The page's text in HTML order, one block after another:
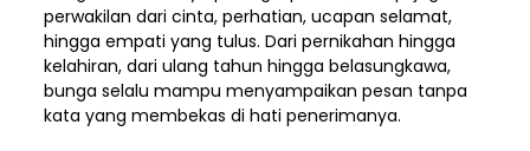
perwakilan dari cinta, perhatian, ucapan selamat,
hingga empati yang tulus. Dari pernikahan hingga
kelahiran, dari ulang tahun hingga belasungkawa,
bunga selalu mampu menyampaikan pesan tanpa
kata yang membekas di hati penerimanya.